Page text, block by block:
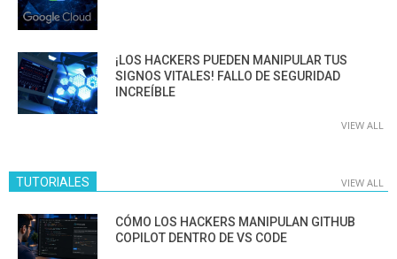
¡LOS HACKERS PUEDEN MANIPULAR TUS
SIGNOS VITALES! FALLO DE SEGURIDAD
INCREÍBLE
VIEW ALL
TUTORIALES VIEW ALL
CÓMO LOS HACKERS MANIPULAN GITHUB
COPILOT DENTRO DE VS CODE